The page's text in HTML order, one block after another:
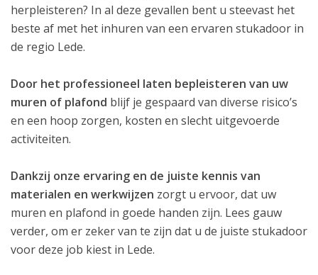
herpleisteren? In al deze gevallen bent u steevast het
beste af met het inhuren van een ervaren stukadoor in
de regio Lede.
Door het professioneel laten bepleisteren van uw
muren of plafond blijf je gespaard van diverse risico’s
en een hoop zorgen, kosten en slecht uitgevoerde
activiteiten.
Dankzij onze ervaring en de juiste kennis van
materialen en werkwijzen zorgt u ervoor, dat uw
muren en plafond in goede handen zijn. Lees gauw
verder, om er zeker van te zijn dat u de juiste stukadoor
voor deze job kiest in Lede.